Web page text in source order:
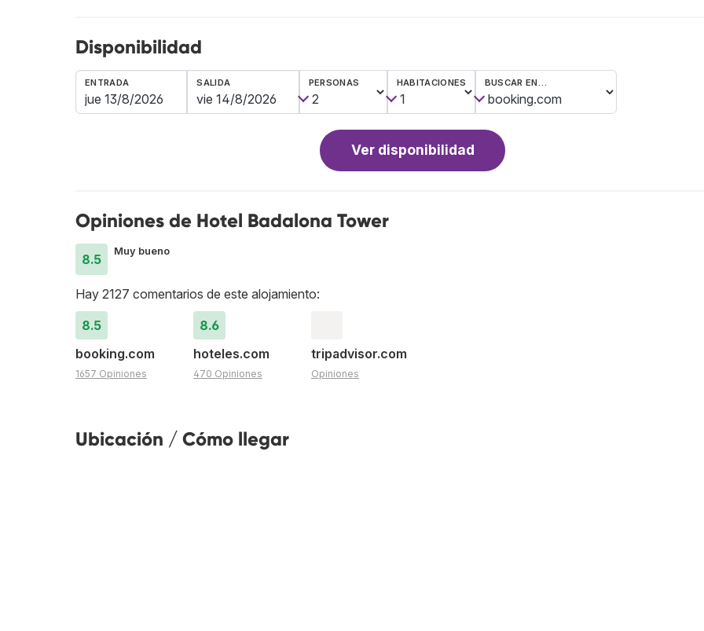
Disponibilidad
ENTRADA SALIDA PERSONAS HABITACIONES BUSCAR EN…
Ver disponibilidad
Opiniones de Hotel Badalona Tower
8.5
Muy bueno
Hay 2127 comentarios de este alojamiento:
8.5
booking.com
1657 Opiniones
8.6
hoteles.com
470 Opiniones
tripadvisor.com
Opiniones
Ubicación / Cómo llegar